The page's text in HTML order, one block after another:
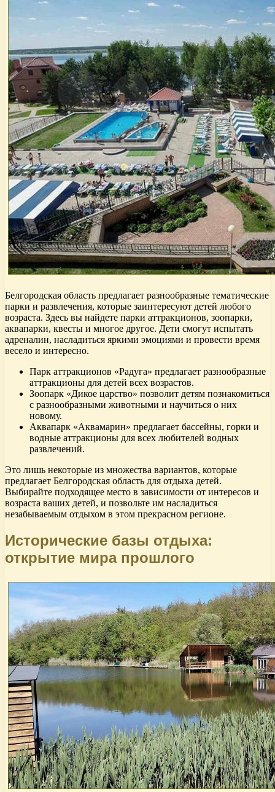
Белгородская область предлагает разнообразные тематические
парки и развлечения, которые заинтересуют детей любого
возраста. Здесь вы найдете парки аттракционов, зоопарки,
аквапарки, квесты и многое другое. Дети смогут испытать
адреналин, насладиться яркими эмоциями и провести время
весело и интересно.
Парк аттракционов «Радуга» предлагает разнообразные
аттракционы для детей всех возрастов.
Зоопарк «Дикое царство» позволит детям познакомиться
с разнообразными животными и научиться о них
новому.
Аквапарк «Аквамарин» предлагает бассейны, горки и
водные аттракционы для всех любителей водных
развлечений.
Это лишь некоторые из множества вариантов, которые
предлагает Белгородская область для отдыха детей.
Выбирайте подходящее место в зависимости от интересов и
возраста ваших детей, и позвольте им насладиться
незабываемым отдыхом в этом прекрасном регионе.
Исторические базы отдыха:
открытие мира прошлого